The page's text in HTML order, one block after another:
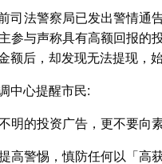
司法警察局已发出警情通
参与声称具有高额回报的
额后，却发现无法提现，始
中心提醒市民:
的投资广告，更不要向
警惕，慎防任何以「高